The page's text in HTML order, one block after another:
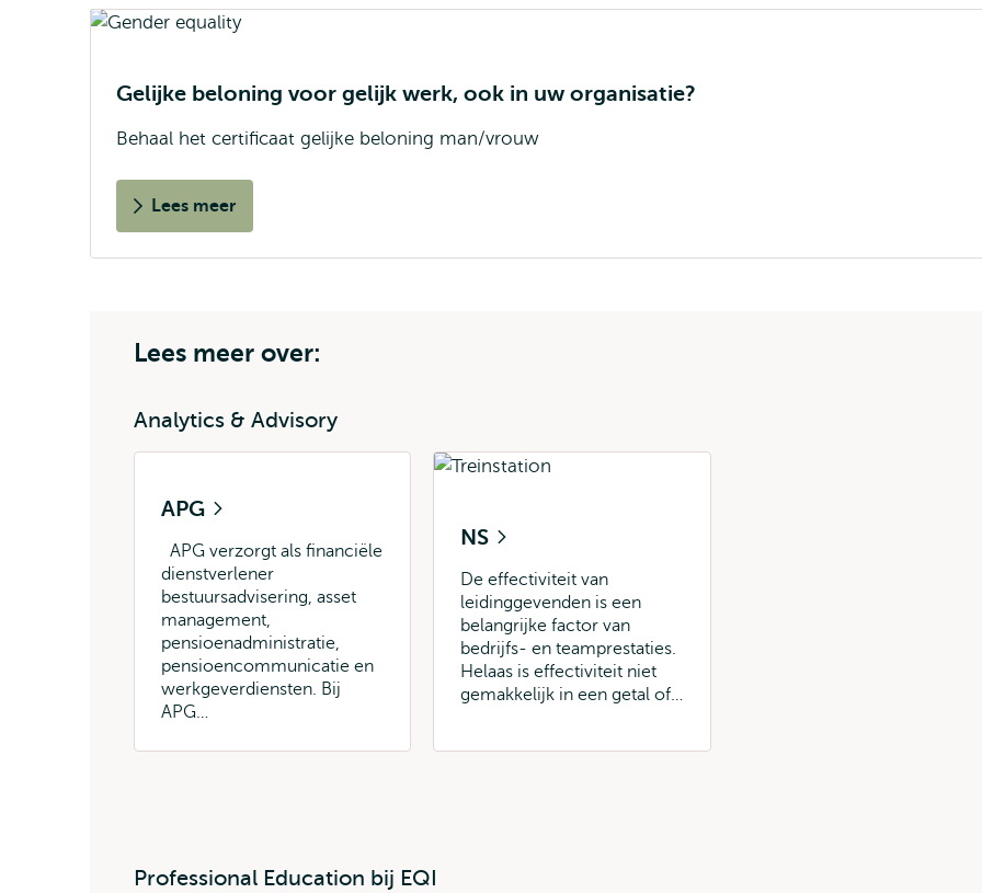
Gelijke beloning voor gelijk werk, ook in uw organisatie?
Behaal het certificaat gelijke beloning man/vrouw
Lees meer
Lees meer over:
Analytics & Advisory
APG
APG verzorgt als financiële
dienstverlener
bestuursadvisering, asset
management,
pensioenadministratie,
pensioencommunicatie en
werkgeverdiensten. Bij
APG…
NS
De effectiviteit van
leidinggevenden is een
belangrijke factor van
bedrijfs- en teamprestaties.
Helaas is effectiviteit niet
gemakkelijk in een getal of…
Professional Education bij EQI